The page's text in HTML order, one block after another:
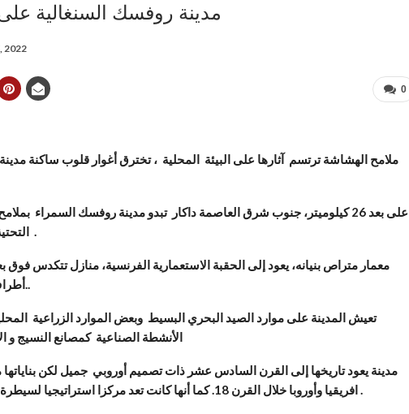
مدينة روفسك السنغالية
2022
0
ملامح الهشاشة ترتسم آثارها على البيئة المحلية ، تخترق أغوار قلوب ساكنة
على بعد 26 كيلوميتر، جنوب شرق العاصمة داكار تبدو مدينة روفسك السمراء
التحتية و أخاديد البؤس الذي حفر في أحياءها .
معمار متراص بنيانه، يعود إلى الحقبة الاستعمارية الفرنسية، منازل تتكدس فوق
أطراف المدينة على طول الشريط الساحلي..
تعيش المدينة على موارد الصيد البحري البسيط وبعض الموارد الزراعية
الأنشطة الصناعية كمصانع النسيج و
مدينة يعود تاريخها إلى القرن السادس عشر ذات تصميم أوروبي جميل لكن بناياتها
افريقيا وأوروبا خلال القرن 18. كما أنها كانت تعد مركزا استراتيجيا لسيطرة المستعمر الفرنسي على غرب أفريقيا .